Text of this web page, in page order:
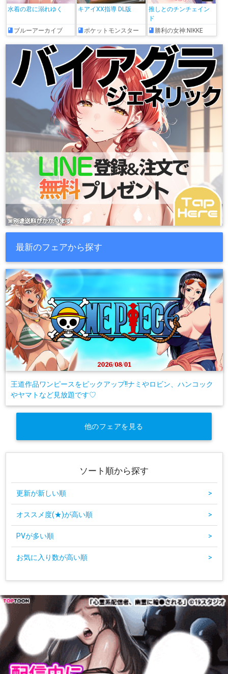
水着の君に溺れゆく
ブルーアーカイブ
キアイXX指導 DL版
ポケットモンスター
推しとのチンチェイン
ド
勝利の女神:NIKKE
最新のフェアから探す
王道作品ワンピースをピックアップ!!ナミやロビン、ハンコック
やヤマトなど見放題です♡
他のフェアを見る
ソート順から探す
更新が新しい順 >
オススメ度(★)が高い順 >
PVが多い順 >
お気に入り数が高い順 >